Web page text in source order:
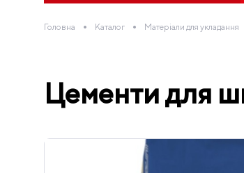
Головна • Каталог • Матеріали для укладання
Цементи для